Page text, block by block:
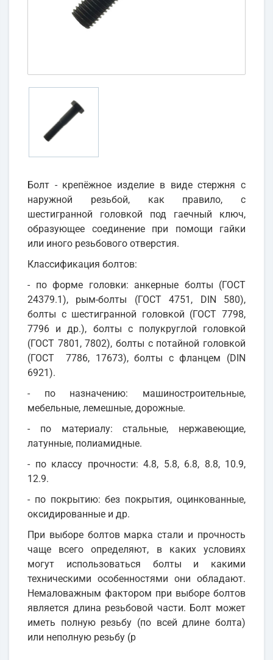
Болт - крепёжное изделие в виде стержня с
наружной резьбой, как правило, с
шестигранной головкой под гаечный ключ,
образующее соединение при помощи гайки
или иного резьбового отверстия.
Классификация болтов:
- по форме головки: анкерные болты (ГОСТ
24379.1), рым-болты (ГОСТ 4751, DIN 580),
болты с шестигранной головкой (ГОСТ 7798,
7796 и др.), болты с полукруглой головкой
(ГОСТ 7801, 7802), болты с потайной головкой
(ГОСТ 7786, 17673), болты с фланцем (DIN
6921).
- по назначению: машиностроительные,
мебельные, лемешные, дорожные.
- по материалу: стальные, нержавеющие,
латунные, полиамидные.
- по классу прочности: 4.8, 5.8, 6.8, 8.8, 10.9,
12.9.
- по покрытию: без покрытия, оцинкованные,
оксидированные и др.
При выборе болтов марка стали и прочность
чаще всего определяют, в каких условиях
могут использоваться болты и какими
техническими особенностями они обладают.
Немаловажным фактором при выборе болтов
является длина резьбовой части. Болт может
иметь полную резьбу (по всей длине болта)
или неполную резьбу (р